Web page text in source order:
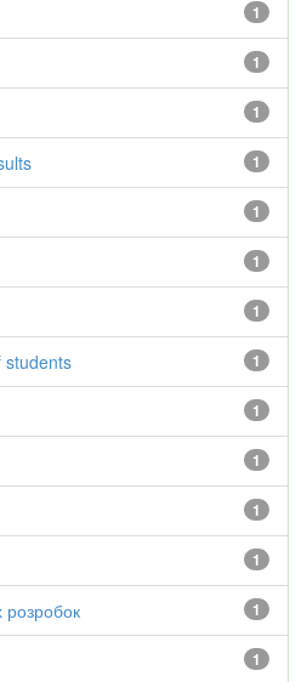
1
1
1
1
1
1
1
1
students
1
1
1
1
1
розробок
1